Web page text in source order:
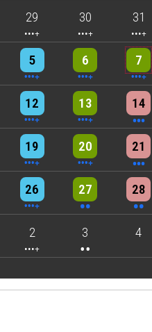
29
5 events 30
5 events 31
5
5
7 events 6
6 events 7
5
12
6 events 13
9 events 14
3
19
7 events 20
6 events 21
3
26
6 events 27
2 events 28
2
2
4 events 3
2 events 4